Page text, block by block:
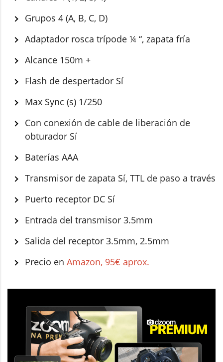
Grupos 4 (A, B, C, D)
Adaptador rosca trípode ¼ “, zapata fría
Alcance 150m +
Flash de despertador Sí
Max Sync (s) 1/250
Con conexión de cable de liberación de
obturador Sí
Baterías AAA
Transmisor de zapata Sí, TTL de paso a través
Puerto receptor DC Sí
Entrada del transmisor 3.5mm
Salida del receptor 3.5mm, 2.5mm
Precio en Amazon, 95€ aprox.